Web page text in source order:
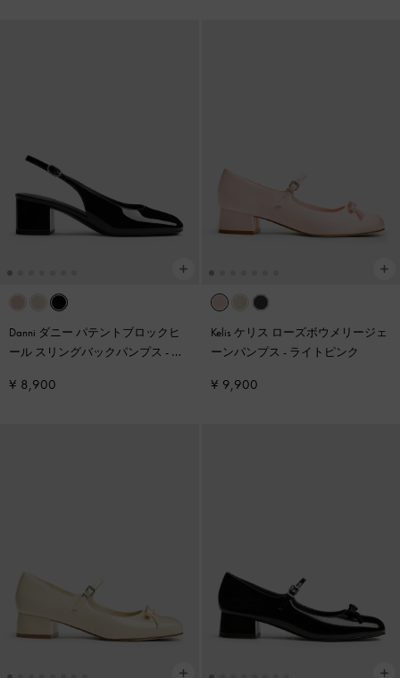
Danni ダニー パテントブロックヒ
ール スリングバックパンプス - ブ
¥ 8,900
Kelis ケリス ローズボウメリージェ
ーンパンプス - ライトピンク
¥ 9,900